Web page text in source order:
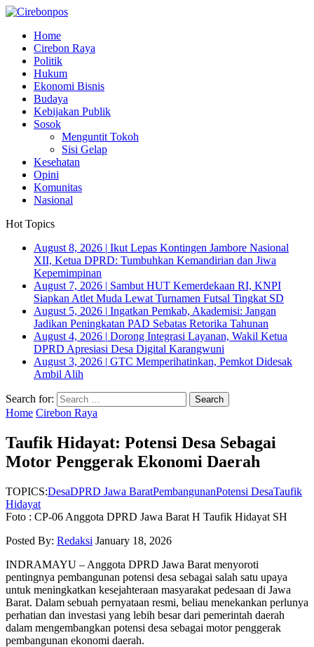
Home
Cirebon Raya
Politik
Hukum
Ekonomi Bisnis
Budaya
Kebijakan Publik
Sosok
Menguntit Tokoh
Sisi Gelap
Kesehatan
Opini
Komunitas
Nasional
Hot Topics
August 8, 2026 | Ikut Lepas Kontingen Jambore Nasional
XII, Ketua DPRD: Tumbuhkan Kemandirian dan Jiwa
Kepemimpinan
August 7, 2026 | Sambut HUT Kemerdekaan RI, KNPI
Siapkan Atlet Muda Lewat Turnamen Futsal Tingkat SD
August 5, 2026 | Ingatkan Pemkab, Akademisi: Jangan
Jadikan Peningkatan PAD Sebatas Retorika Tahunan
August 4, 2026 | Dorong Integrasi Layanan, Wakil Ketua
DPRD Apresiasi Desa Digital Karangwuni
August 3, 2026 | GTC Memperihatinkan, Pemkot Didesak
Ambil Alih
Search for:
Home Cirebon Raya
Taufik Hidayat: Potensi Desa Sebagai
Motor Penggerak Ekonomi Daerah
TOPICS:DesaDPRD Jawa BaratPembangunanPotensi DesaTaufik
Hidayat
Foto : CP-06 Anggota DPRD Jawa Barat H Taufik Hidayat SH
Posted By: Redaksi January 18, 2026
INDRAMAYU – Anggota DPRD Jawa Barat menyoroti
pentingnya pembangunan potensi desa sebagai salah satu upaya
untuk meningkatkan kesejahteraan masyarakat pedesaan di Jawa
Barat. Dalam sebuah pernyataan resmi, beliau menekankan perlunya
perhatian dan investasi yang lebih besar dari pemerintah daerah
dalam mengembangkan potensi desa sebagai motor penggerak
pembangunan ekonomi daerah.